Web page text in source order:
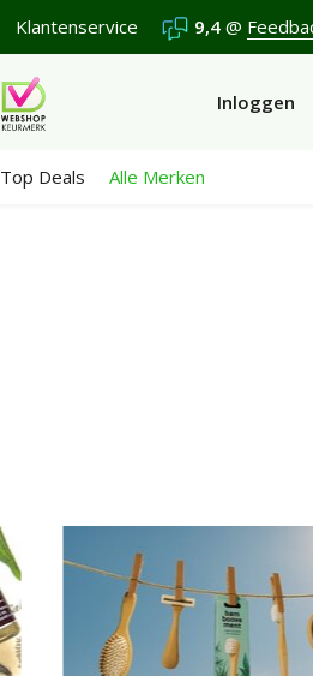
Klantenservice 9,4 @
Inloggen
Top Deals Alle Merken